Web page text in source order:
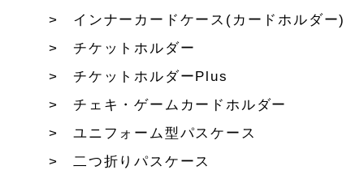
インナーカードケース(カードホルダー)
チケットホルダー
チケットホルダーPlus
チェキ・ゲームカードホルダー
ユニフォーム型パスケース
二つ折りパスケース